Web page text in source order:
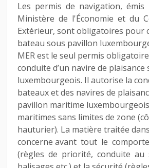
Les permis de navigation, émis
Ministère de l'Économie et du
Extérieur, sont obligatoires pour
bateau sous pavillon
MER est le seul permis
conduite d’un navire de
luxembourgeois. Il autorise la
bateaux et des navires de
pavillon maritime
maritimes sans limites de zone
hauturier). La matière traitée
concerne avant tout le
(règles de priorité, conduite au